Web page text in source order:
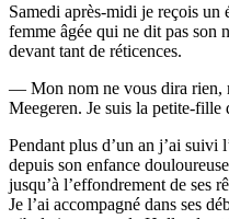
Samedi après-midi je reçois un
femme âgée qui ne dit pas son
devant tant de réticences.
— Mon nom ne vous dira rien,
Meegeren. Je suis la petite-fille
Pendant plus d’un an j’ai suivi
depuis son enfance
jusqu’à l’effondrement de ses
Je l’ai accompagné dans ses